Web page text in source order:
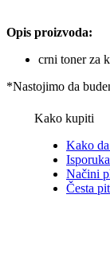
Opis proizvoda:
crni toner za
*Nastojimo da
Kako kupiti
Kako
Isporuka
Načini
Česta